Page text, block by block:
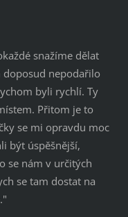
snažíme dělat
doposud nepodařilo
byli rychlí. Ty
Přitom je to
se mi opravdu moc
být úspěšnější,
se nám v určitých
se tam dostat na